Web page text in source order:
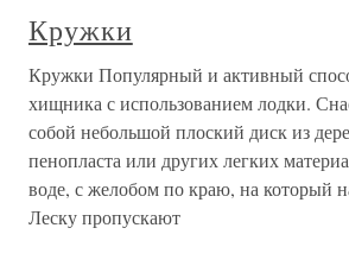
Кружки
Кружки Популярный и активный
хищника с использованием лодки.
собой небольшой плоский диск из
пенопласта или других легких
воде, с желобом по краю, на который
Леску пропускают